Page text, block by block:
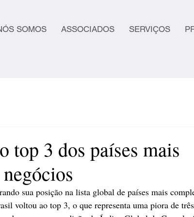
SOMOS ASSOCIADOS SERVIÇOS
top 3 dos países mais
sua posição na lista global de países mais
voltou ao top 3, o que representa uma piora de